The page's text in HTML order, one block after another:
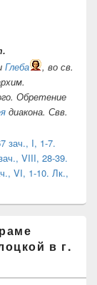
Глеба
, во св.
Обретение
диакона. Свв.
зач., I, 1-7.
VIII, 28-39.
VI, 1-10. Лк.,
в г.